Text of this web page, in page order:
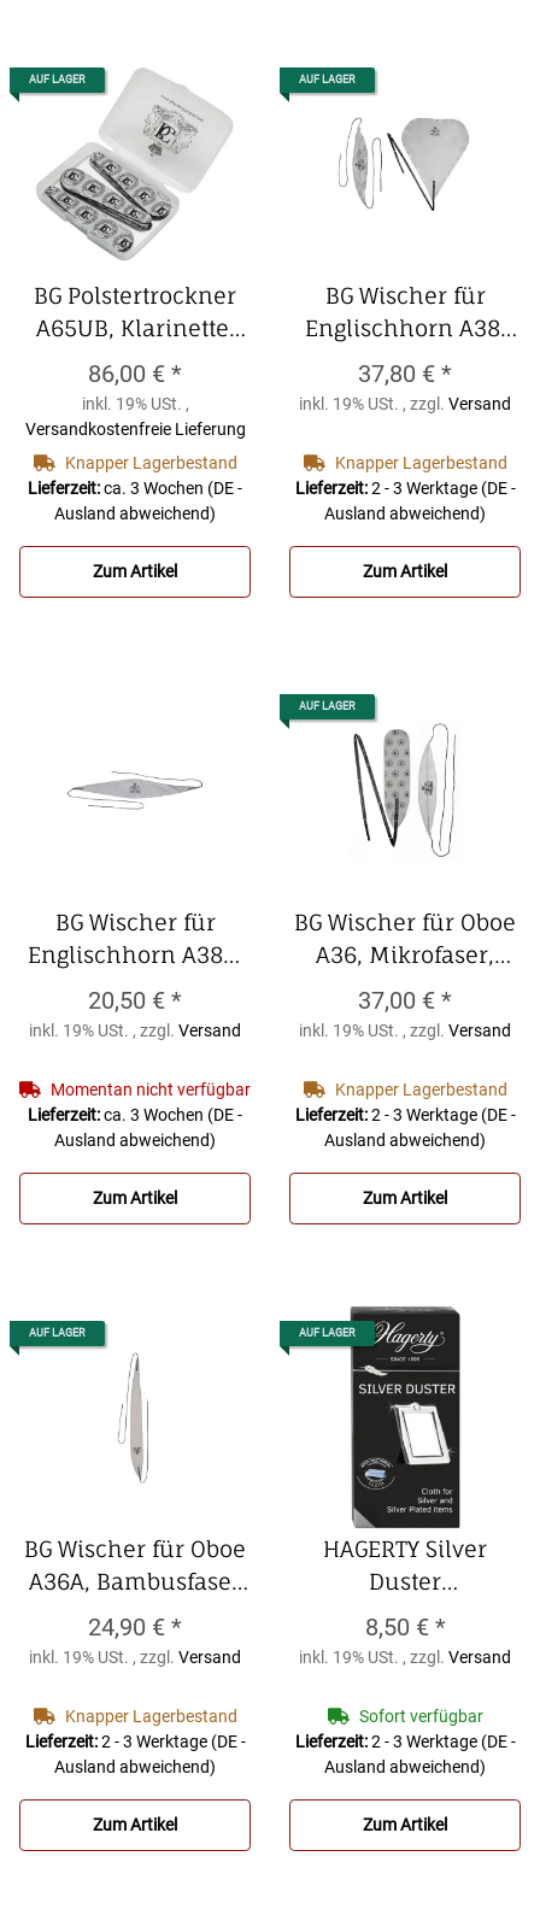
AUF LAGER
BG Polstertrockner
A65UB, Klarinette,
Oboe, Flöte,
Mikrofaser 20er Box
BG Polstertrockner
A65UB, Klarinette,
Oboe, Flöte,
Mikrofaser 20er Box
86,00 € *
inkl. 19% USt. ,
Versandkostenfreie Lieferung
Knapper Lagerbestand
Lieferzeit:ca. 3 Wochen (DE -
Ausland abweichend)
Zum Artikel
AUF LAGER
BG Wischer für
Englischhorn A38,
Bambusfaser und
Seide, zweiteilig
BG
Englischhorn A38,
Bambusfaser und
Seide, zweiteilig
37,80 € *
inkl. 19% USt. , zzgl. Versand
Knapper Lagerbestand
Lieferzeit:2 - 3 Werktage (DE -
Ausland abweichend)
Zum Artikel
BG Wischer für
Englischhorn A38A,
Bambusfaser und
Seide, einteilig
Englischhorn A38A,
Bambusfaser und
Seide, einteilig
20,50 € *
inkl. 19% USt. , zzgl. Versand
Momentan nicht verfügbar
Lieferzeit:ca. 3 Wochen (DE -
Ausland abweichend)
Zum Artikel
AUF LAGER
BG Wischer für Oboe
A36, Mikrofaser,
zweiteiligBG Wischer
für Oboe A36,
zweiteilig
37,00 € *
inkl. 19% USt. , zzgl. Versand
Knapper Lagerbestand
Lieferzeit:2 - 3 Werktage (DE -
Ausland abweichend)
Zum Artikel
AUF LAGER
BG Wischer für Oboe
A36A, Bambusfaser
und Seide, einteilig
BG Wischer für Oboe
und Seide, einteilig
24,90 € *
inkl. 19% USt. , zzgl. Versand
Knapper Lagerbestand
Lieferzeit:2 - 3 Werktage (DE -
Ausland abweichend)
Zum Artikel
AUF LAGER
HAGERTY Silver
Duster
Silberputztuch
HAGERTY Silver
Silberputztuch
8,50 € *
inkl. 19% USt. , zzgl. Versand
Sofort verfügbar
Lieferzeit:2 - 3 Werktage (DE -
Ausland abweichend)
Zum Artikel